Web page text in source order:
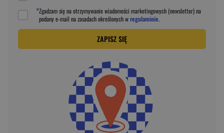
*Zgadzam się na otrzymywanie wiadomości marketingowych (newsletter) na
podanye-mail na zasadach określonych wregulaminie.
ZAPISZ SIĘ